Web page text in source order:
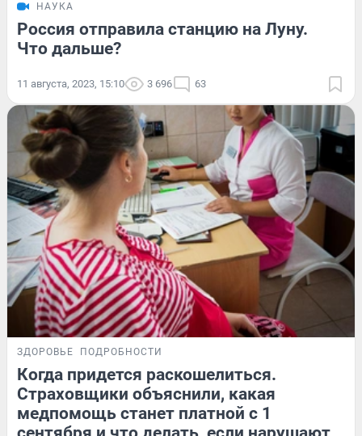
НАУКА
Россия отправила станцию на Луну.
Что дальше?
11 августа, 2023, 15:10 3 696 63
ЗДОРОВЬЕ ПОДРОБНОСТИ
Когда придется раскошелиться.
Страховщики объяснили, какая
медпомощь станет платной с 1